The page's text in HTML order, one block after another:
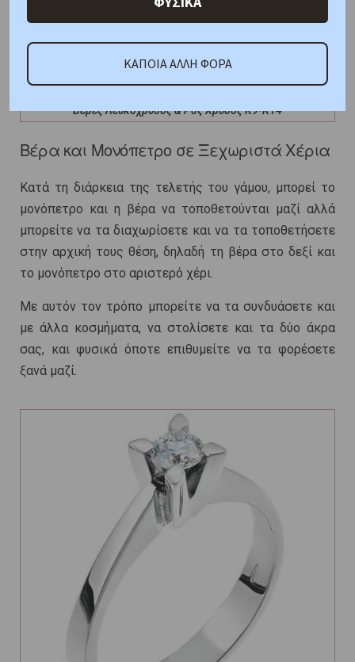
Βέρες Λευκόχρυσος & Ρόζ Χρυσός Κ9-Κ14
Βέρα και Μονόπετρο σε Ξεχωριστά Χέρια
Κατά τη διάρκεια της τελετής του γάμου, μπορεί το
μονόπετρο και η βέρα να τοποθετούνται μαζί αλλά
μπορείτε να τα διαχωρίσετε και να τα τοποθετήσετε
στην αρχική τους θέση, δηλαδή τη βέρα στο δεξί και
το μονόπετρο στο αριστερό χέρι.
Με αυτόν τον τρόπο μπορείτε να τα συνδυάσετε και
με άλλα κοσμήματα, να στολίσετε και τα δύο άκρα
σας, και φυσικά όποτε επιθυμείτε να τα φορέσετε
ξανά μαζί.
ΚΑΠΟΙΑ ΑΛΛΗ ΦΟΡΑ